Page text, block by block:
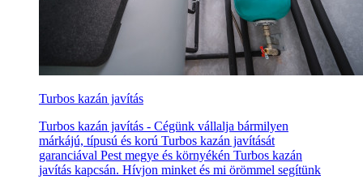
Turbos kazán javítás
Turbos kazán javítás - Cégünk vállalja bármilyen
márkájú, típusú és korú Turbos kazán javítását
garanciával Pest megye és környékén Turbos kazán
javítás kapcsán. Hívjon minket és mi örömmel segítünk